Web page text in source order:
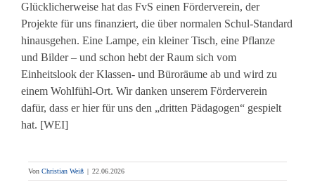
Glücklicherweise hat das FvS einen Förderverein, der
Projekte für uns finanziert, die über normalen Schul-Standard
hinausgehen. Eine Lampe, ein kleiner Tisch, eine Pflanze
und Bilder– und schon hebt der Raum sich vom
Einheitslook der Klassen- und Büroräume ab und wird zu
einem Wohlfühl-Ort. Wir danken unserem Förderverein
dafür, dass er hier für uns den „dritten Pädagogen“ gespielt
hat. [WEI]
Von Christian Weiß | 22.06.2026